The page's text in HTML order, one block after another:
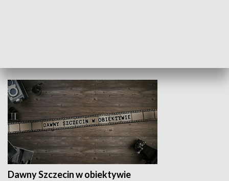
Dawny Szczecin w obiektywie